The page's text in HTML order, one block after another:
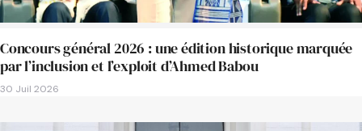
Concours général 2026 : une édition historique marquée
par l’inclusion et l’exploit d’Ahmed Babou
30 Juil 2026